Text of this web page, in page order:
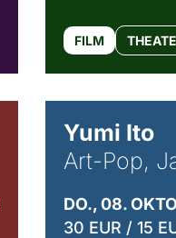
FILM
Yumi Ito
Art-Pop,
DO., 08.
30 EUR / 15